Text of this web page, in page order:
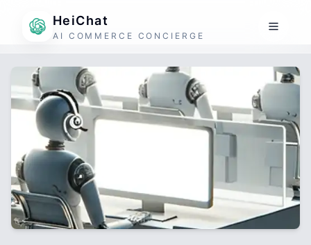
HeiChat
AI COMMERCE CONCIERGE